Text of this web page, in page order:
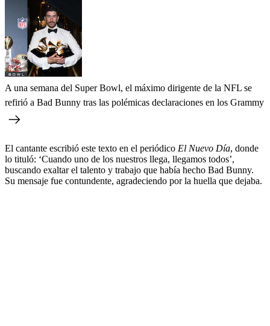
A una semana del Super Bowl, el máximo dirigente de la NFL se
refirió a Bad Bunny tras las polémicas declaraciones en los Grammy
El cantante escribió este texto en el periódico El Nuevo Día, donde
lo tituló: ‘Cuando uno de los nuestros llega, llegamos todos’,
buscando exaltar el talento y trabajo que había hecho Bad Bunny.
Su mensaje fue contundente, agradeciendo por la huella que dejaba.